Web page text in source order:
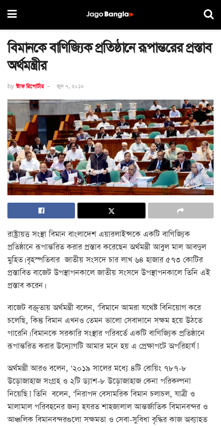
বিমানকে বাণিজ্যিক প্রতিষ্ঠানে রূপান্তরের প্রস্তাব
অর্থমন্ত্রীর
by স্টাফ রিপোর্টার জুন ৭, ২০১৮
রাষ্ট্রায়ত্ত সংস্থা বিমান বাংলাদেশ এয়ারলাইন্সকে একটি বাণিজ্যিক
প্রতিষ্ঠানে রূপান্তরিত করার প্রস্তাব করেছেন অর্থমন্ত্রী আবুল মাল আবদুল
মুহিত। বৃহস্পতিবার জাতীয় সংসদে চার লাখ ৬৪ হাজার ৫৭৩ কোটির
প্রস্তাবিত বাজেট উপস্থাপনকালে জাতীয় সংসদে উপস্থাপনকালে তিনি এই
প্রস্তাব করেন।
বাজেট বক্তৃতায় অর্থমন্ত্রী বলেন, ‘বিমানে আমরা যথেষ্ট বিনিয়োগ করে
চলেছি, কিন্তু বিমান এখনও তেমন ভালো সেবাদানে সক্ষম হয়ে উঠতে
পারেনি। বিমানকে সরকারি সংস্থার পরিবর্তে একটি বাণিজ্যিক প্রতিষ্ঠানে
রূপান্তরিত করার উদ্যোগটি আমার মনে হয় এ প্রেক্ষাপটে অপরিহার্য।’
অর্থমন্ত্রী আরও বলেন, ‘২০১৯ সালের মধ্যে ৪টি বোয়িং ৭৮৭-৮
উড়োজাহাজ সংগ্রহ ও ২টি ড্যাশ-৮ উড়োজাহাজ কেনা পরিকল্পনা
নিয়েছি।’ তিনি বলেন, ‘নিরাপদ বেসামরিক বিমান চলাচল, যাত্রী ও
মালামাল পরিবহনের জন্য হযরত শাহজালাল আন্তর্জাতিক বিমানবন্দর ও
আঞ্চলিক বিমানবন্দরগুলো সক্ষমতা ও সেবা-সুবিধা বৃদ্ধির কাজ অব্যাহত